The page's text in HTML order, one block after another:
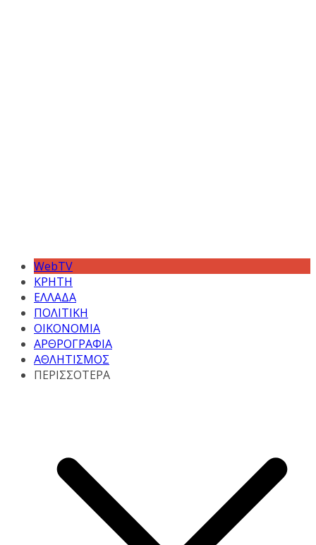
WebTV
ΚΡΗΤΗ
ΕΛΛΑΔΑ
ΠΟΛΙΤΙΚΗ
ΟΙΚΟΝΟΜΙΑ
ΑΡΘΡΟΓΡΑΦΙΑ
ΑΘΛΗΤΙΣΜΟΣ
ΠΕΡΙΣΣΟΤΕΡΑ